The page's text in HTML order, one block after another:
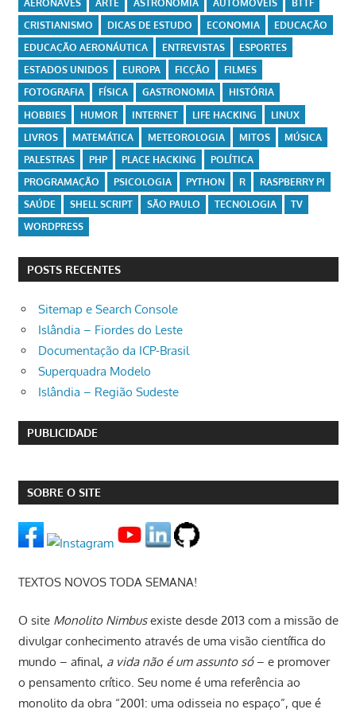
AERONAVES ARTE ASTRONOMIA AUTOMÓVEIS
BTTF
CRISTIANISMO
DICAS DE ESTUDO ECONOMIA
EDUCAÇÃO
EDUCAÇÃO AERONÁUTICA
ENTREVISTAS
ESPORTES
ESTADOS UNIDOS
EUROPA FICÇÃO
FILMES
FOTOGRAFIA
FÍSICA GASTRONOMIA
HISTÓRIA
HOBBIES
HUMOR INTERNET LIFE HACKING
LINUX
LIVROS
MATEMÁTICA METEOROLOGIA MITOS
MÚSICA
PALESTRAS
PHP PLACE HACKING
POLÍTICA
PROGRAMAÇÃO
PSICOLOGIA PYTHON R
RASPBERRY PI
SAÚDE
SHELL SCRIPT SÃO PAULO TECNOLOGIA
TV
WORDPRESS
POSTS RECENTES
Sitemap e Search Console
Islândia – Fiordes do Leste
Documentação da ICP-Brasil
Superquadra Modelo
Islândia – Região Sudeste
PUBLICIDADE
SOBRE O SITE
TEXTOS NOVOS TODA SEMANA!
O site Monolito Nimbusexiste desde 2013 com a missão de
divulgar conhecimento através de uma visão científica do
mundo – afinal, a vida não é um assunto só– e promover
o pensamento crítico. Seu nome é uma referência ao
monolito da obra “2001: uma odisseia no espaço”, que é